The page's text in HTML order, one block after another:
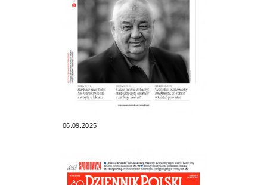
06.09.2025